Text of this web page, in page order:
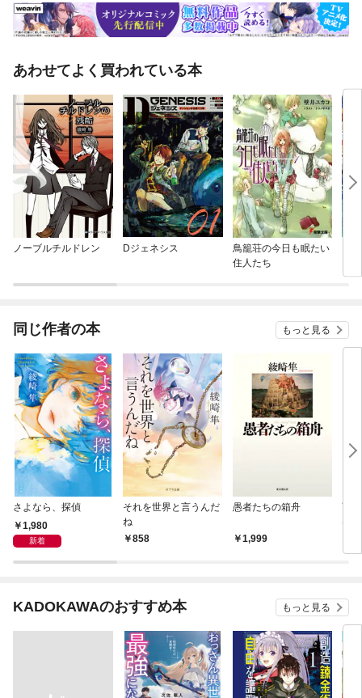
あわせてよく買われている本
ノーブルチルドレン Dジェネシス
鳥籠荘の今日も眠たい
住人たち
同じ作者の本 もっと見る
さよなら、探偵
1,980
新着
それを世界と言うんだ
ね
858
愚者たちの箱舟
1,999
雨
は
KADOKAWAのおすすめ本 もっと見る